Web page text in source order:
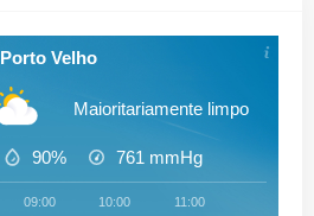
Porto Velho
Maioritariamente limpo
90% 761 mmHg
09:00 10:00 11:00